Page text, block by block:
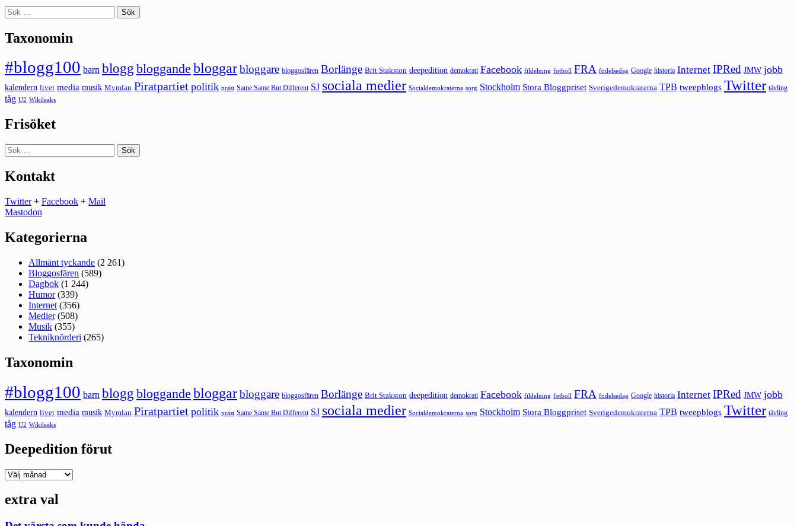
Sök
efter:
Taxonomin
#blogg100 barn blogg bloggande bloggarbloggare bloggosfären Borlänge Brit Stakston deepedition demokrati Facebook fildelning fotboll FRA födelsedag Google historia Internet IPRed JMW jobb
kalendern livet media musik Mymlan Piratpartiet politik präst Same Same But Different SJ sociala medier Socialdemokraterna sorg Stockholm Stora Bloggpriset Sverigedemokraterna TPB tweepblogs Twitter tävling
tåg U2 Wikileaks
Frisöket
Sök
efter:
Kontakt
Twitter+ Facebook + Mail
Mastodon
Kategorierna
Allmänt tyckande (2 261)
Bloggosfären (589)
Dagbok (1 244)
Humor(339)
Internet (356)
Medier(508)
Musik (355)
Tekniknörderi (265)
Taxonomin
#blogg100 barn blogg bloggande bloggarbloggare bloggosfären Borlänge Brit Stakston deepedition demokrati Facebook fildelning fotboll FRA födelsedag Google historia Internet IPRed JMW jobb
kalendern livet media musik Mymlan Piratpartiet politik präst Same Same But Different SJ sociala medier Socialdemokraterna sorg Stockholm Stora Bloggpriset Sverigedemokraterna TPB tweepblogs Twitter tävling
tåg U2 Wikileaks
Deepedition förut
Deepedition
extra val